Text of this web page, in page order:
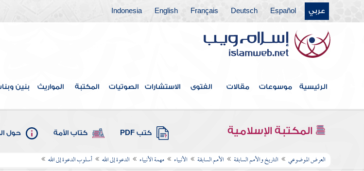
عربي Español
Deutsch
Français
English
Indonesia
الرئيسية موسوعات مقالات الفتوى الاستشارات الصوتيات المكتبة المواريث بنين
المكتبة الإسلامية كتب PDF كتاب الأمة حول
العرض الموضوعي التاريخ والأمم السابقة الأمم السابقة الأنبياء مهمة الأنبياء الدعوة إلى الله أسلوب الدعوة إلى الله